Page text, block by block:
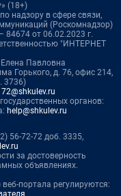
(18+)
надзору в сфере связи,
(Роскомнадзор)
от 06.02.2023 г.
"ИНТЕРНЕТ
Павловна
Горького, д. 76, офис 214,
3736)
72@shkulev.ru
органов:
help@shkulev.ru
56-72-72 доб. 3335,
за достоверность
объявлениях.
портала регулируются: